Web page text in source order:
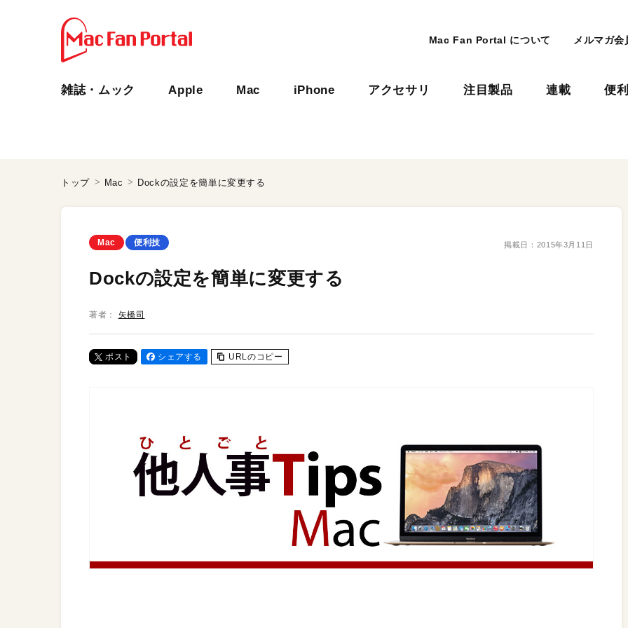
Mac Fan Portal について メルマガ会
雑誌・ムック Apple Mac iPhone アクセサリ 注目製品 連載 便
トップ Mac Dockの設定を簡単に変更する
Mac 便利技 掲載日： 2015年3月11日
Dockの設定を簡単に変更する
著者： 矢橋司
ポスト シェアする URLのコピー